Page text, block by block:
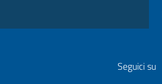
Seguici su